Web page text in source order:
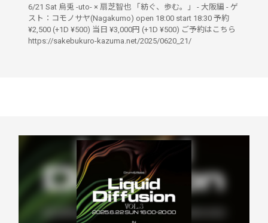
6/21 Sat 烏兎 -uto- × 扇芝智也 「紡ぐ、歩む。」 - 大阪編 - ゲ
スト：コモノサヤ(Nagakumo) open 18:00 start 18:30 予約
¥2,500 (+1D ¥500) 当日 ¥3,000円 (+1D ¥500) ご予約はこちら
https://sakebukuro-kazuma.net/2025/0620_21/